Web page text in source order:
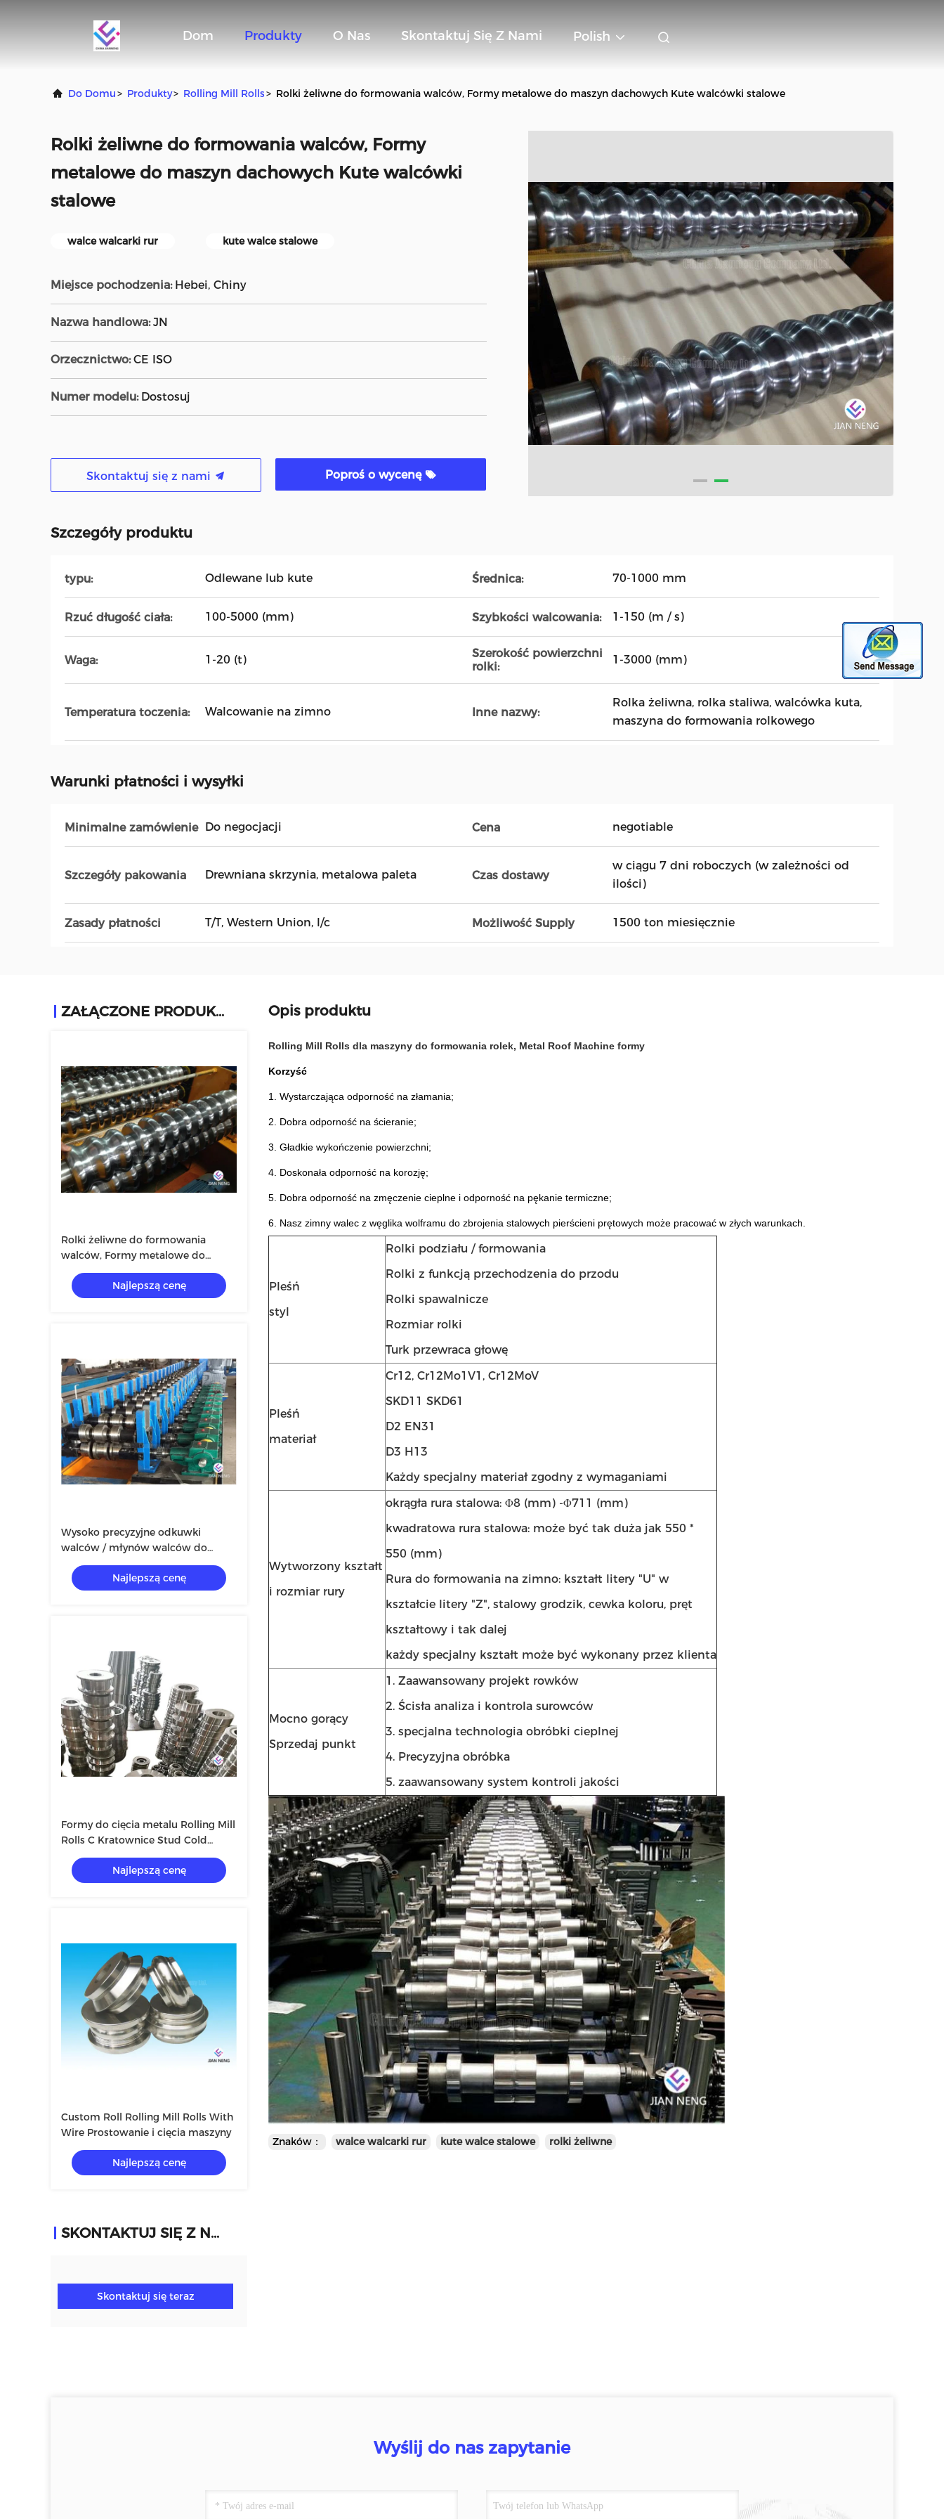
Dom Produkty O Nas Skontaktuj Się Z Nami Polish
Do Domu> Produkty> Rolling Mill Rolls> Rolki żeliwne do formowania walców, Formy metalowe do maszyn dachowych Kute walcówki stalowe
Rolki żeliwne do formowania walców, Formy
metalowe do maszyn dachowych Kute walcówki
stalowe
walce walcarki rur kute walce stalowe
Miejsce pochodzenia: Hebei, Chiny
Nazwa handlowa: JN
Orzecznictwo: CE ISO
Numer modelu: Dostosuj
Skontaktuj się z nami Poproś o wycenę
Szczegóły produktu
typu: Odlewane lub kute Średnica: 70-1000 mm
Rzuć długość ciała: 100-5000 (mm) Szybkości walcowania: 1-150 (m / s)
Waga: 1-20 (t)
Szerokość powierzchni
rolki:
1-3000 (mm)
Temperatura toczenia: Walcowanie na zimno Inne nazwy:
Rolka żeliwna, rolka staliwa, walcówka kuta,
maszyna do formowania rolkowego
Warunki płatności i wysyłki
Minimalne zamówienie Do negocjacji Cena negotiable
Szczegóły pakowania Drewniana skrzynia, metalowa paleta Czas dostawy
w ciągu 7 dni roboczych (w zależności od
ilości)
Zasady płatności T/T, Western Union, l/c Możliwość Supply 1500 ton miesięcznie
ZAŁĄCZONE PRODUKTY
Rolki żeliwne do formowania
walców, Formy metalowe do
maszyn dachowych Kute walcówki
stalowe
Najlepszą cenę
Wysoko precyzyjne odkuwki
walców / młynów walców do
odlewania lub kucia walców
Najlepszą cenę
Formy do cięcia metalu Rolling Mill
Rolls C Kratownice Stud Cold
Shape Making Gięcie Curving
Machine
Najlepszą cenę
Custom Roll Rolling Mill Rolls With
Wire Prostowanie i cięcia maszyny
Najlepszą cenę
SKONTAKTUJ SIĘ Z NAMI
Skontaktuj się teraz
Opis produktu
Rolling Mill Rolls dla maszyny do formowania rolek, Metal Roof Machine formy
Korzyść
1. Wystarczająca odporność na złamania;
2. Dobra odporność na ścieranie;
3. Gładkie wykończenie powierzchni;
4. Doskonała odporność na korozję;
5. Dobra odporność na zmęczenie cieplne i odporność na pękanie termiczne;
6. Nasz zimny walec z węglika wolframu do zbrojenia stalowych pierścieni prętowych może pracować w złych warunkach.
Pleśń
styl
Rolki podziału / formowania
Rolki z funkcją przechodzenia do przodu
Rolki spawalnicze
Rozmiar rolki
Turk przewraca głowę
Pleśń
materiał
Cr12, Cr12Mo1V1, Cr12MoV
SKD11 SKD61
D2 EN31
D3 H13
Każdy specjalny materiał zgodny z wymaganiami
Wytworzony kształt
i rozmiar rury
okrągła rura stalowa: Φ8 (mm) -Φ711 (mm)
kwadratowa rura stalowa: może być tak duża jak 550 *
550 (mm)
Rura do formowania na zimno: kształt litery "U" w
kształcie litery "Z", stalowy grodzik, cewka koloru, pręt
kształtowy i tak dalej
każdy specjalny kształt może być wykonany przez klienta
Mocno gorący
Sprzedaj punkt
1. Zaawansowany projekt rowków
2. Ścisła analiza i kontrola surowców
3. specjalna technologia obróbki cieplnej
4. Precyzyjna obróbka
5. zaawansowany system kontroli jakości
Znaków： walce walcarki rur kute walce stalowe rolki żeliwne
Wyślij do nas zapytanie